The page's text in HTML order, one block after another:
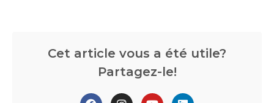
Cet article vous a été utile?
Partagez-le!